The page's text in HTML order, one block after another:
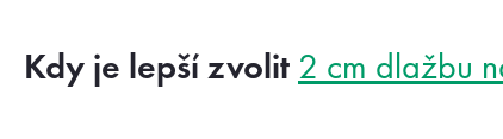
Kdy je lepší zvolit 2 cm dlažbu